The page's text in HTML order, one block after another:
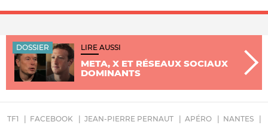
DOSSIER LIRE AUSSI
META, X ET RÉSEAUX SOCIAUX
DOMINANTS
TF1 FACEBOOK JEAN-PIERRE PERNAUT APÉRO
NANTES